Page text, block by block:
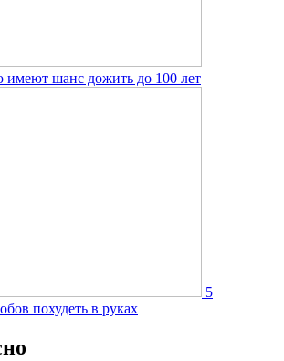
шанс дожить до 100 лет
5
похудеть в руках